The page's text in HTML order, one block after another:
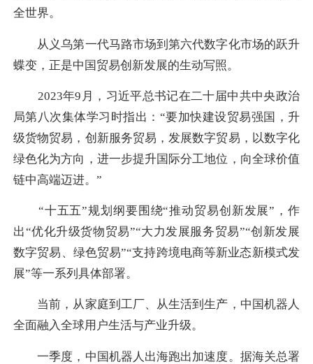
全世界。
从义乌第一代马路市场到第六代数字化市场的跃升
蝶变，正是中国贸易创新发展的生动写照。
2023年9月，习近平总书记在二十届中共中央政治
局第八次集体学习时指出：“要加快建设贸易强国，升
级货物贸易，创新服务贸易，发展数字贸易，以数字化
绿色化为方向，进一步提升国际分工地位，向全球价值
链中高端迈进。”
“十五五”规划纲要围绕“推动贸易创新发展”，作
出“优化升级货物贸易”“大力发展服务贸易”“创新发展
数字贸易、绿色贸易”“支持跨境电商等新业态新模式发
展”等一系列具体部署。
当前，从家庭到工厂、从生活到生产，中国机器人
全面融入全球用户生活与产业升级。
一季度，中国机器人出海跑出加速度。据海关总署